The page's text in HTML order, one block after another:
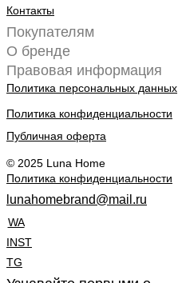
Контакты
Покупателям
О бренде
Правовая информация
Политика персональных данных
Политика конфиденциальности
Публичная оферта
© 2025 Luna Home
Политика конфиденциальности
lunahomebrand@mail.ru
WA
INST
TG